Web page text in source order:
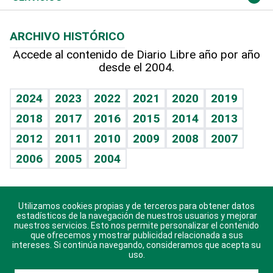
Hablando con el pediatra
Vida y familia
Eñe
Celebrando la vida
Sin complejos
En pocas palabras
Escuchando al corazón
Economía Personal
Línea de hit
TBT Deportivo
Más firmas
Hecho en casa
Guía del dinero
Cumpleaños
Horóscopos
Crucigramas
ARCHIVO HISTÓRICO
Accede al contenido de Diario Libre año por año
desde el 2004.
2024 2023 2022 2021 2020
2019
2018
2017 2016 2015 2014
2013
2012
2011 2010 2009 2008
2007
2006
2005 2004
Descarga nuestras aplicaciones para Android, iOS y
sistema Huawei.
Utilizamos cookies propias y de terceros para obtener datos
estadísticos de la navegación de nuestros usuarios y mejorar
nuestros servicios. Esto nos permite personalizar el contenido
que ofrecemos y mostrar publicidad relacionada a sus
intereses. Si continúa navegando, consideramos que acepta su
uso.